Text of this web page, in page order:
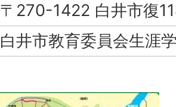
〒270-1422 白井市復
白井市教育委員会生涯